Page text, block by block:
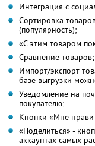
Интеграция с
Сортировка
(популярность);
«С этим товаром
Сравнение товаров;
Импорт/экспорт
базе выгрузки
Уведомление на
покупателю;
Кнопки «Мне
«Поделиться» -
аккаунтах самых